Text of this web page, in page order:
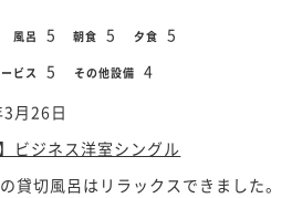
風呂 5 朝食 5 夕食 5
ビス 5 その他設備 4
月26日
】ビジネス洋室シングル
貸切風呂はリラックスできました。